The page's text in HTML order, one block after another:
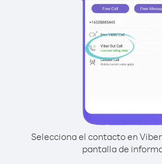
Selecciona el contacto en
pantalla de